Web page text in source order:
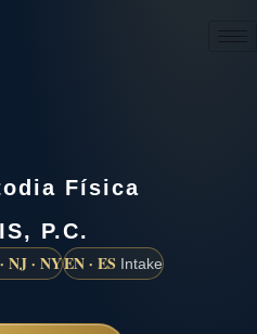
Física
P.C.
NJ · NYEN · ES Intake